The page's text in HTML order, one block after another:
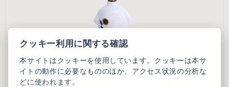
クッキー利用に関する確認
本サイトはクッキーを使用しています。クッキーは本サ
イトの動作に必要なもののほか、アクセス状況の分析な
どに使われます。